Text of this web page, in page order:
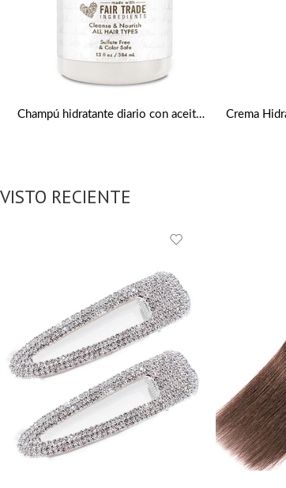
Champú hidratante diario con aceite de coco virgen de 384 ml de Shea Moisture
VISTO RECIENTE